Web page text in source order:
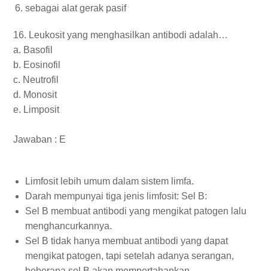
sebagai alat gerak pasif
16. Leukosit yang menghasilkan antibodi adalah…
a. Basofil
b. Eosinofil
c. Neutrofil
d. Monosit
e. Limposit
Jawaban : E
Limfosit lebih umum dalam sistem limfa.
Darah mempunyai tiga jenis limfosit: Sel B:
Sel B membuat antibodi yang mengikat patogen lalu
menghancurkannya.
Sel B tidak hanya membuat antibodi yang dapat
mengikat patogen, tapi setelah adanya serangan,